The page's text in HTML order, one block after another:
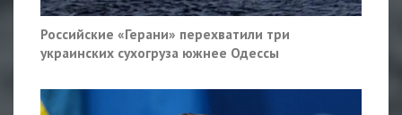
Российские «Герани» перехватили три
украинских сухогруза южнее Одессы